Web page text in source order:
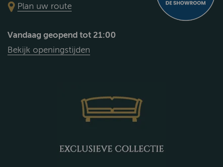
Plan uw route
Vandaag geopend tot 21:00
Bekijk openingstijden